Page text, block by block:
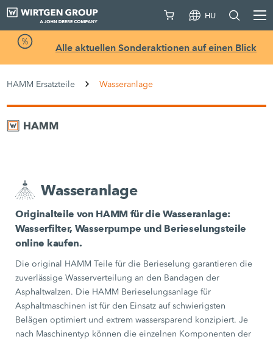
HU
Alle aktuellen Sonderaktionen auf einen Blick
HAMM Ersatzteile Wasseranlage
Wasseranlage
Originalteile von HAMM für die Wasseranlage:
Wasserfilter, Wasserpumpe und Berieselungsteile
online kaufen.
Die original HAMM Teile für die Berieselung garantieren die
zuverlässige Wasserverteilung an den Bandagen der
Asphaltwalzen. Die HAMM Berieselungsanlage für
Asphaltmaschinen ist für den Einsatz auf schwierigsten
Belägen optimiert und extrem wassersparend konzipiert. Je
nach Maschinentyp können die einzelnen Komponenten der